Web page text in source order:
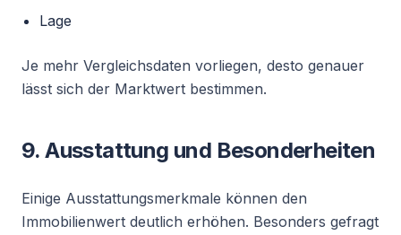
Lage
Je mehr Vergleichsdaten vorliegen, desto genauer
lässt sich der Marktwert bestimmen.
9. Ausstattung und Besonderheiten
Einige Ausstattungsmerkmale können den
Immobilienwert deutlich erhöhen. Besonders gefragt